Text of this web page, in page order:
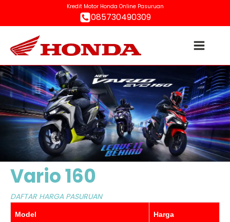
Kredit Motor Honda Online Pasuruan
085730490309
Vario 160
DAFTAR HARGA PASURUAN
Model Harga